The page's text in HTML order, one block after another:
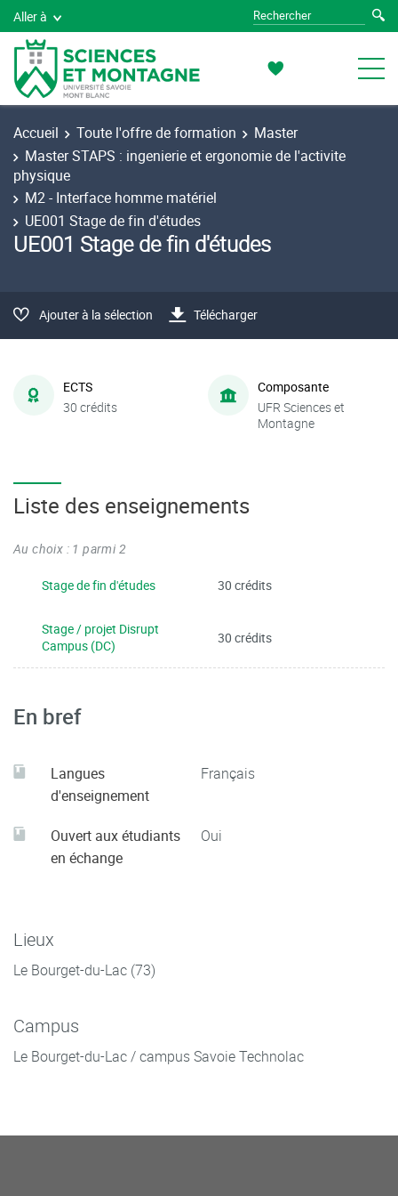
Aller à
Accueil Toute l'offre de formation
Master
Master STAPS : ingenierie et ergonomie de l'activite
physique
M2 - Interface homme matériel
UE001 Stage de fin d'études
UE001 Stage de fin d'études
Ajouter à la sélection Télécharger
ECTS
30 crédits
Composante
UFR Sciences et
Montagne
Liste des enseignements
Au choix : 1 parmi 2
Stage de fin d'études 30 crédits
Stage / projet Disrupt
Campus (DC)
30 crédits
En bref
Langues
d'enseignement
Français
Ouvert aux étudiants
en échange
Oui
Lieux
Le Bourget-du-Lac (73)
Campus
Le Bourget-du-Lac / campus Savoie Technolac